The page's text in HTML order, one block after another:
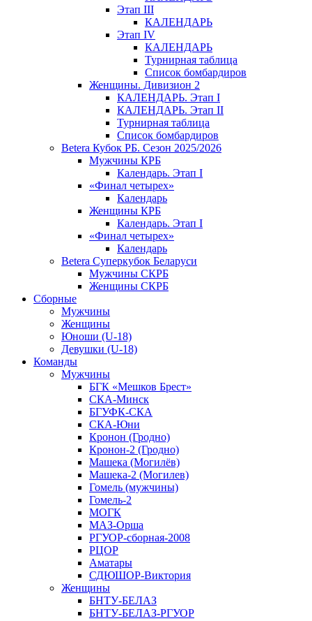
Этап III
КАЛЕНДАРЬ
Этап IV
КАЛЕНДАРЬ
Турнирная таблица
Список бомбардиров
Женщины. Дивизион 2
КАЛЕНДАРЬ. Этап I
КАЛЕНДАРЬ. Этап II
Турнирная таблица
Список бомбардиров
Betera Кубок РБ. Сезон 2025/2026
Мужчины КРБ
Календарь. Этап I
«Финал четырех»
Календарь
Женщины КРБ
Календарь. Этап I
«Финал четырех»
Календарь
Betera Суперкубок Беларуси
Мужчины СКРБ
Женщины СКРБ
Сборные
Мужчины
Женщины
Юноши (U-18)
Девушки (U-18)
Команды
Мужчины
БГК «Мешков Брест»
СКА-Минск
БГУФК-СКА
СКА-Юни
Кронон (Гродно)
Кронон-2 (Гродно)
Машека (Могилёв)
Машека-2 (Могилев)
Гомель (мужчины)
Гомель-2
МОГК
МАЗ-Орша
РГУОР-сборная-2008
РЦОР
Аматары
СДЮШОР-Виктория
Женщины
БНТУ-БЕЛАЗ
БНТУ-БЕЛАЗ-РГУОР